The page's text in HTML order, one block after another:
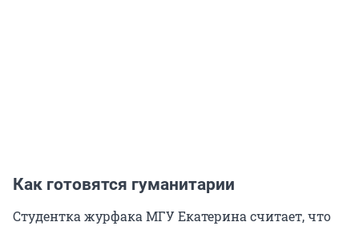
Как готовятся гуманитарии
Студентка журфака МГУ Екатерина считает, что